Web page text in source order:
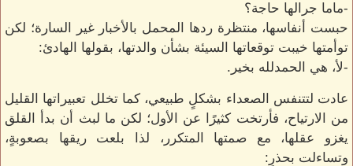
-ماما جرالها حاجة؟
حبست أنفاسها، منتظرة ردها المحمل بالأخبار غير السارة؛ لكن
توأمتها خيبت توقعاتها السيئة بشأن والدتها، بقولها الهادئ:
-لأ، هي الحمدلله بخير.
عادت لتتنفس الصعداء بشكلٍ طبيعي، كما تخلل تعبيراتها القليل
من الارتياح، فأرتخت كثيرًا عن الأول؛ لكن ما لبث أن بدأ القلق
يغزو عقلها، مع صمتها المتكرر، لذا بلعت ريقها بصعوبةٍ،
وتساءلت بحذرٍ: